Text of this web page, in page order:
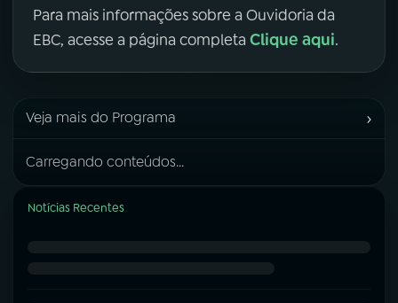
Para mais informações sobre a Ouvidoria da
EBC, acesse a página completa Clique aqui.
Veja mais do Programa ›
Carregando conteúdos...
Notícias Recentes